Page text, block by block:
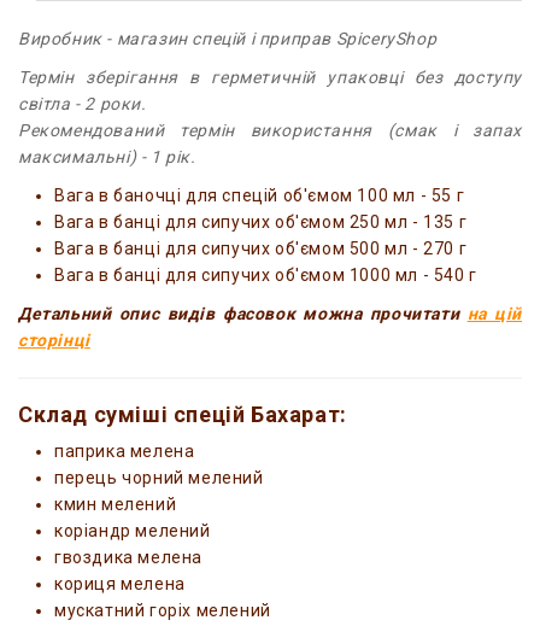
Виробник - магазин спецій і приправ SpiceryShop
Термін зберігання в герметичній упаковці без доступу
світла - 2 роки.
Рекомендований термін використання (смак і запах
максимальні) - 1 рік.
Вага в баночці для спецій об'ємом 100 мл - 55 г
Вага в банці для сипучих об'ємом 250 мл - 135 г
Вага в банці для сипучих об'ємом 500 мл - 270 г
Вага в банці для сипучих об'ємом 1000 мл - 540 г
Детальний опис видів фасовок можна прочитати на цій
сторінці
Склад суміші спецій Бахарат:
паприка мелена
перець чорний мелений
кмин мелений
коріандр мелений
гвоздика мелена
кориця мелена
мускатний горіх мелений